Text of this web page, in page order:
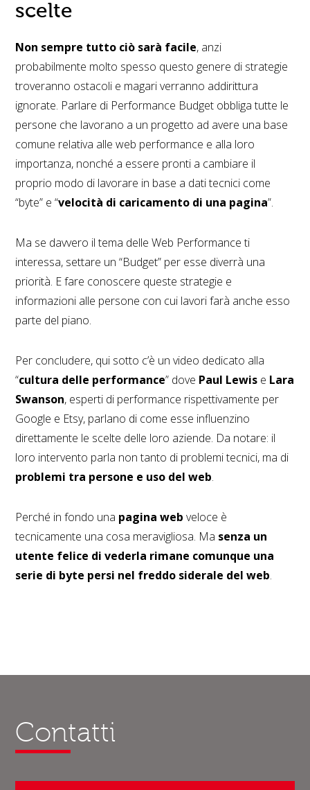
scelte
Non sempre tutto ciò sarà facile, anzi
probabilmente molto spesso questo genere di strategie
troveranno ostacoli e magari verranno addirittura
ignorate. Parlare di Performance Budget obbliga tutte le
persone che lavorano a un progetto ad avere una base
comune relativa alle web performance e alla loro
importanza, nonché a essere pronti a cambiare il
proprio modo di lavorare in base a dati tecnici come
“byte” e “velocità di caricamento di una pagina”.
Ma se davvero il tema delle Web Performance ti
interessa, settare un “Budget” per esse diverrà una
priorità. E fare conoscere queste strategie e
informazioni alle persone con cui lavori farà anche esso
parte del piano.
Per concludere, qui sotto c’è un video dedicato alla
“cultura delle performance” dove Paul Lewis e Lara
Swanson, esperti di performance rispettivamente per
Google e Etsy, parlano di come esse influenzino
direttamente le scelte delle loro aziende. Da notare: il
loro intervento parla non tanto di problemi tecnici, ma di
problemi tra persone e uso del web.
Perché in fondo una pagina web veloce è
tecnicamente una cosa meravigliosa. Ma senza un
utente felice di vederla rimane comunque una
serie di byte persi nel freddo siderale del web.
Contatti